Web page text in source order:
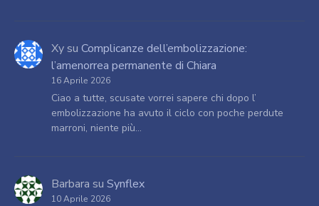
Xysu Complicanze dell’embolizzazione:
l’amenorrea permanente di Chiara
16 Aprile 2026
Ciao a tutte, scusate vorrei sapere chi dopo l’
embolizzazione ha avuto il ciclo con poche perdute
marroni, niente più…
Barbara su Synflex
10 Aprile 2026